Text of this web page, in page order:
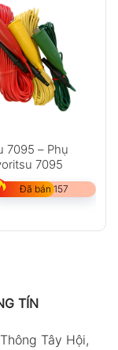
7095 – Phụ
7095
Đã bán 157
TÍN
Tây Hội,